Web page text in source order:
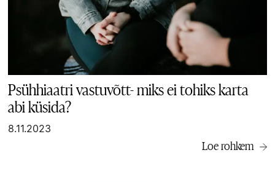
Psühhiaatri vastuvõtt- miks ei tohiks karta
abi küsida?
8.11.2023
Loe rohkem